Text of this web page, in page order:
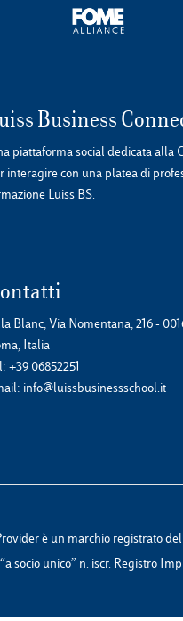
Business
piattaforma social dedicata alla
interagire con una platea di
Luiss BS.
Blanc, Via Nomentana, 216 -
Italia
+39 06852251
info@luissbusinessschool.it
è un marchio registrato
socio unico” n. iscr. Registro